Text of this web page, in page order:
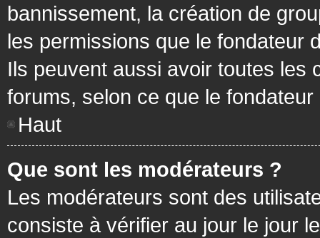
bannissement, la création de
les permissions que le fondateur
Ils peuvent aussi avoir toutes les
forums, selon ce que le
Haut
Que sont les modérateurs ?
Les modérateurs sont des
consiste à vérifier au jour le jour